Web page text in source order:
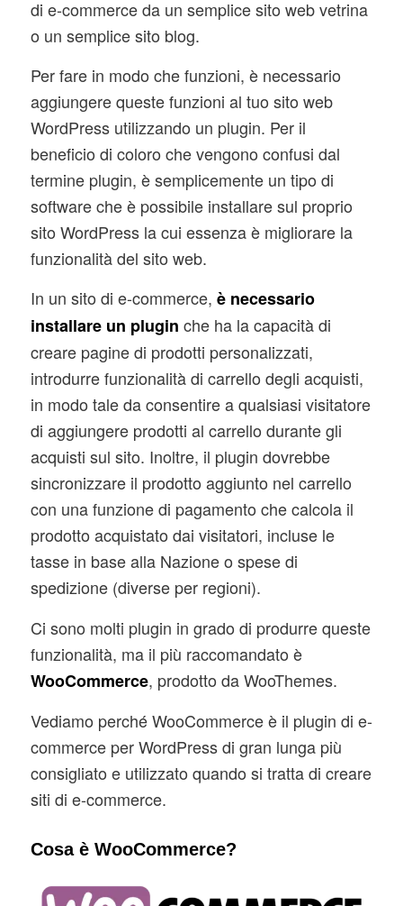
di e-commerce da un semplice sito web vetrina
o un semplice sito blog.
Per fare in modo che funzioni, è necessario
aggiungere queste funzioni al tuo sito web
WordPress utilizzando un plugin. Per il
beneficio di coloro che vengono confusi dal
termine plugin, è semplicemente un tipo di
software che è possibile installare sul proprio
sito WordPress la cui essenza è migliorare la
funzionalità del sito web.
In un sito di e-commerce, è necessario
installare un plugin che ha la capacità di
creare pagine di prodotti personalizzati,
introdurre funzionalità di carrello degli acquisti,
in modo tale da consentire a qualsiasi visitatore
di aggiungere prodotti al carrello durante gli
acquisti sul sito. Inoltre, il plugin dovrebbe
sincronizzare il prodotto aggiunto nel carrello
con una funzione di pagamento che calcola il
prodotto acquistato dai visitatori, incluse le
tasse in base alla Nazione o spese di
spedizione (diverse per regioni).
Ci sono molti plugin in grado di produrre queste
funzionalità, ma il più raccomandato è
WooCommerce, prodotto da WooThemes.
Vediamo perché WooCommerce è il plugin di e-
commerce per WordPress di gran lunga più
consigliato e utilizzato quando si tratta di creare
siti di e-commerce.
Cosa è WooCommerce?